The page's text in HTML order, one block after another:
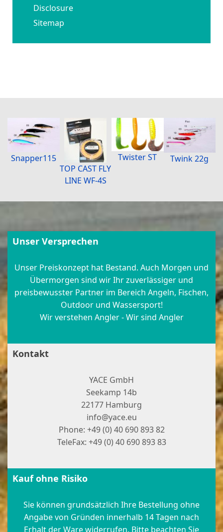
Disclosure
Sitemap
Snapper115
TOP CAST FLY
LINE WF-4S
Twister ST Twink 22g
Unser Versprechen
Unser Preiskonzept hat Bestand. Auch Morgen und
Übermorgen sind wir Ihr zuverlässiger und
preisbewusster Partner im Bereich Angeln, Fischen,
Outdoor und Wassersport!
Wir verstehen Angler - Wir sind Angler
Kontakt
YACE GmbH
Seekamp 14b
22177 Hamburg
info@yace.eu
Phone: +49 (0) 40 690 893 82
TeleFax: +49 (0) 40 690 893 83
Kauf ohne Risiko
Sie können grundsätzlich Ihre Bestellung ohne
Angabe von Gründen innerhalb 14 Tagen nach
Erhalt der Ware widerrufen. Bitte beachten Sie